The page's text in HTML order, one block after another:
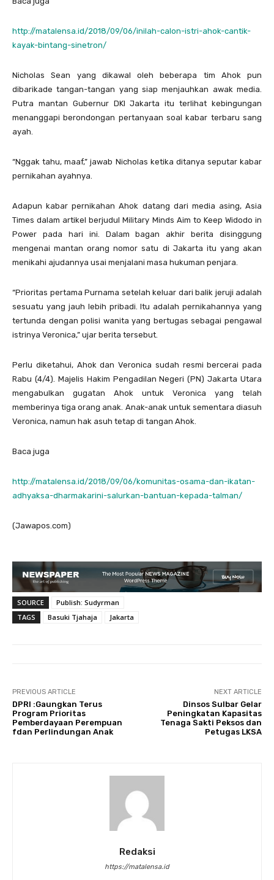
http://matalensa.id/2018/09/06/inilah-calon-istri-ahok-cantik-
kayak-bintang-sinetron/
Nicholas Sean yang dikawal oleh beberapa tim Ahok pun
dibarikade tangan-tangan yang siap menjauhkan awak media.
Putra mantan Gubernur DKI Jakarta itu terlihat kebingungan
menanggapi berondongan pertanyaan soal kabar terbaru sang
ayah.
“Nggak tahu, maaf,” jawab Nicholas ketika ditanya seputar kabar
pernikahan ayahnya.
Adapun kabar pernikahan Ahok datang dari media asing, Asia
Times dalam artikel berjudul Military Minds Aim to Keep Widodo in
Power pada hari ini. Dalam bagan akhir berita disinggung
mengenai mantan orang nomor satu di Jakarta itu yang akan
menikahi ajudannya usai menjalani masa hukuman penjara.
“Prioritas pertama Purnama setelah keluar dari balik jeruji adalah
sesuatu yang jauh lebih pribadi. Itu adalah pernikahannya yang
tertunda dengan polisi wanita yang bertugas sebagai pengawal
istrinya Veronica,” ujar berita tersebut.
Perlu diketahui, Ahok dan Veronica sudah resmi bercerai pada
Rabu (4/4). Majelis Hakim Pengadilan Negeri (PN) Jakarta Utara
mengabulkan gugatan Ahok untuk Veronica yang telah
memberinya tiga orang anak. Anak-anak untuk sementara diasuh
Veronica, namun hak asuh tetap di tangan Ahok.
Baca juga
http://matalensa.id/2018/09/06/komunitas-osama-dan-ikatan-
adhyaksa-dharmakarini-salurkan-bantuan-kepada-talman/
(Jawapos.com)
SOURCE
Publish: Sudyrman
TAGS
Basuki Tjahaja Jakarta
PREVIOUS ARTICLE
DPRI :Gaungkan Terus
Program Prioritas
Pemberdayaan Perempuan
fdan Perlindungan Anak
NEXT ARTICLE
Dinsos Sulbar Gelar
Peningkatan Kapasitas
Tenaga Sakti Peksos dan
Petugas LKSA
Redaksi
https://matalensa.id